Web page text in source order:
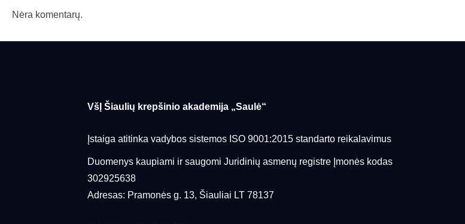
Nėra komentarų.
VšĮ Šiaulių krepšinio akademija „Saulė“
Įstaiga atitinka vadybos sistemos ISO 9001:2015 standarto reikalavimus
Duomenys kaupiami ir saugomi Juridinių asmenų registre Įmonės kodas
302925638
Adresas: Pramonės g. 13, Šiauliai LT 78137